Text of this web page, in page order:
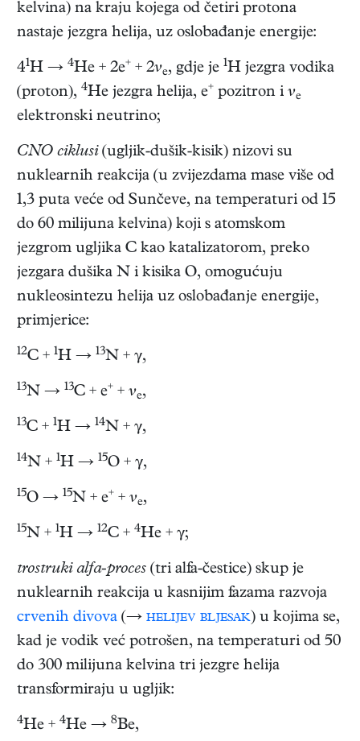
kelvina) na kraju kojega od četiri protona
nastaje jezgra helija, uz oslobađanje energije:
41H → 4He + 2e+ + 2𝜈e, gdje je 1H jezgra vodika
(proton), 4He jezgra helija, e+ pozitron i 𝜈e
elektronski neutrino;
CNO ciklusi(ugljik-dušik-kisik) nizovi su
nuklearnih reakcija (u zvijezdama mase više od
1,3 puta veće od Sunčeve, na temperaturi od 15
do 60 milijuna kelvina) koji s atomskom
jezgrom ugljika C kao katalizatorom, preko
jezgara dušika N i kisika O, omogućuju
nukleosintezu helija uz oslobađanje energije,
primjerice:
12C + 1H → 13N + γ,
13N → 13C + e+ + 𝜈e,
13C + 1H → 14N + γ,
14N + 1H → 15O + γ,
15O → 15N + e+ + 𝜈e,
15N + 1H → 12C + 4He + γ;
trostruki alfa-proces (tri alfa-čestice) skup je
nuklearnih reakcija u kasnijim fazama razvoja
crvenih divova (→ helijev bljesak) u kojima se,
kad je vodik već potrošen, na temperaturi od 50
do 300 milijuna kelvina tri jezgre helija
transformiraju u ugljik:
4He + 4He → 8Be,